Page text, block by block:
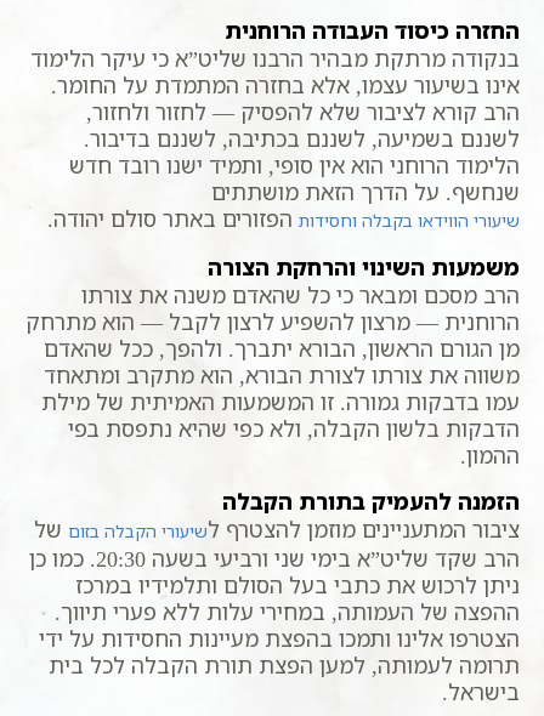
החזרה כיסוד העבודה הרוחנית
בנקודה מרתקת מבהיר הרבנו שליט”א כי עיקר הלימוד
אינו בשיעור עצמו, אלא בחזרה המתמדת על החומר.
הרב קורא לציבור שלא להפסיק — לחזור ולחזור,
לשננם בשמיעה, לשננם בכתיבה, לשננם בדיבור.
הלימוד הרוחני הוא אין סופי, ותמיד ישנו רובד חדש
שנחשף. על הדרך הזאת מושתתים
שיעורי הווידאו בקבלה וחסידות הפזורים באתר סולם יהודה.
משמעות השינוי והרחקת הצורה
הרב מסכם ומבאר כי כל שהאדם משנה את צורתו
הרוחנית — מרצון להשפיע לרצון לקבל — הוא מתרחק
מן הגורם הראשון, הבורא יתברך. ולהפך, ככל שהאדם
משווה את צורתו לצורת הבורא, הוא מתקרב ומתאחד
עמו בדבקות גמורה. זו המשמעות האמיתית של מילת
הדבקות בלשון הקבלה, ולא כפי שהיא נתפסת בפי
ההמון.
הזמנה להעמיק בתורת הקבלה
ציבור המתעניינים מוזמן להצטרף לשיעורי הקבלה בזום של
הרב שקד שליט”א בימי שני ורביעי בשעה 20:30. כמו כן
ניתן לרכוש את כתבי בעל הסולם ותלמידיו במרכז
ההפצה של העמותה, במחירי עלות ללא פערי תיווך.
הצטרפו אלינו ותמכו בהפצת מעיינות החסידות על ידי
תרומה לעמותה, למען הפצת תורת הקבלה לכל בית
בישראל.